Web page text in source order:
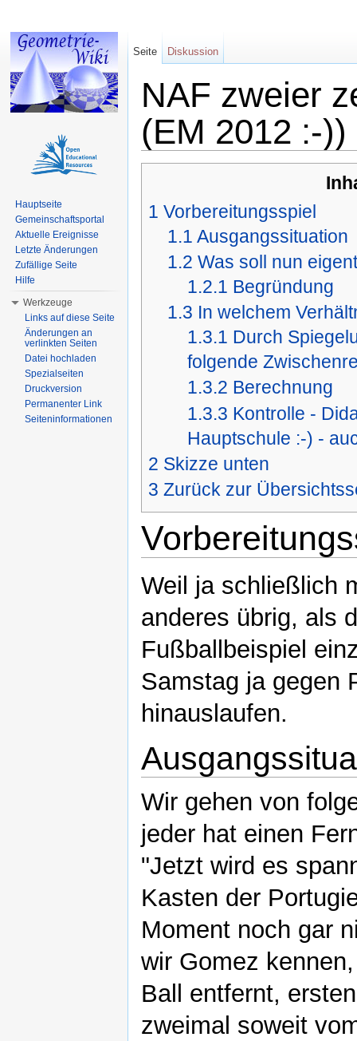
NAF zweier
(EM 2012 :-))
1 Vorbereitungsspiel
1.1 Ausgangssituation
1.2 Was soll nun
1.2.1 Begründung
1.3 In welchem
1.3.1 Durch
folgende
1.3.2 Berechnung
1.3.3 Kontrolle -
Hauptschule :-) -
2 Skizze unten
3 Zurück zur
Weil ja schließlich
anderes übrig, als
Fußballbeispiel
Samstag ja gegen
hinauslaufen.
Wir gehen von
jeder hat einen
"Jetzt wird es
Kasten der
Moment noch gar
wir Gomez
Ball entfernt,
zweimal soweit
Seite Diskussion
Hauptseite
Gemeinschaftsportal
Aktuelle Ereignisse
Letzte Änderungen
Zufällige Seite
Hilfe
Werkzeuge
Links auf diese Seite
Änderungen an
verlinkten Seiten
Datei hochladen
Spezialseiten
Druckversion
Permanenter Link
Seiteninformationen